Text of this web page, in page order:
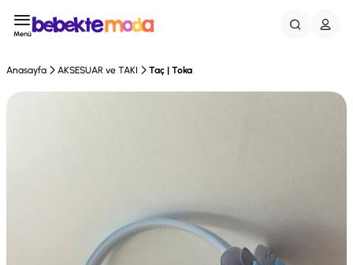
Menü
Anasayfa AKSESUAR ve TAKI Taç | Toka